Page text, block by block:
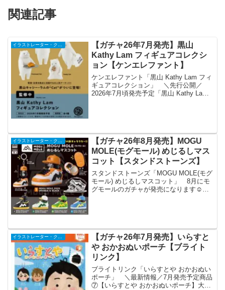
関連記事
イラストレーター・クリエイター
【ガチャ26年7月発売】黒山
Kathy Lam フィギュアコレクシ
ョン【ケンエレファント】
ケンエレファント「黒山 Kathy Lam フィ
ギュアコレクション」 ＼先行公開／
2026年7月頃発売予定「黒山 Kathy Lam
【ガチャ26年8月発売】MOGU
MOLE(モグモール) めじるしマス
コット【スタンドストーンズ】
スタンドストーンズ「MOGU MOLE(モグ
モール) めじるしマスコット」 8月にモ
グモールのガチャが発売になります☺️可
【ガチャ26年7月発売】いらすと
や おかおぬいポーチ【ブライト
リンク】
ブライトリンク「いらすとや おかおぬい
ポーチ」 ＼最新情報／7月発売予定商品
⑦【いらすとや おかおぬいポーチ】大人